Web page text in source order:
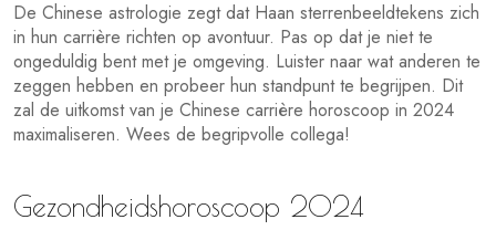
De Chinese astrologie zegt dat Haan sterrenbeeldtekens zich
in hun carrière richten op avontuur. Pas op dat je niet te
ongeduldig bent met je omgeving. Luister naar wat anderen te
zeggen hebben en probeer hun standpunt te begrijpen. Dit
zal de uitkomst van je Chinese carrière horoscoop in 2024
maximaliseren. Wees de begripvolle collega!
Gezondheidshoroscoop 2024